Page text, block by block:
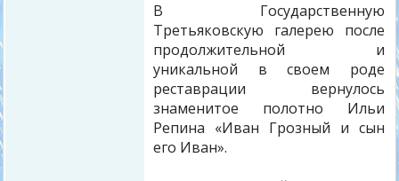
В Государственную
Третьяковскую галерею после
продолжительной и
уникальной в своем роде
реставрации вернулось
знаменитое полотно Ильи
Репина «Иван Грозный и сын
его Иван».